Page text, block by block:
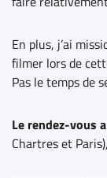
En plus, j’ai
filmer lors de
Pas le temps de
Le rendez-vous
Chartres et